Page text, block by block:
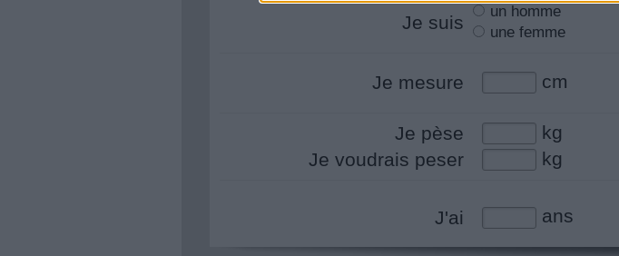
Je suis
un homme
une femme
Je mesure cm
Je pèse
kg
Je voudrais peser
kg
J'ai ans